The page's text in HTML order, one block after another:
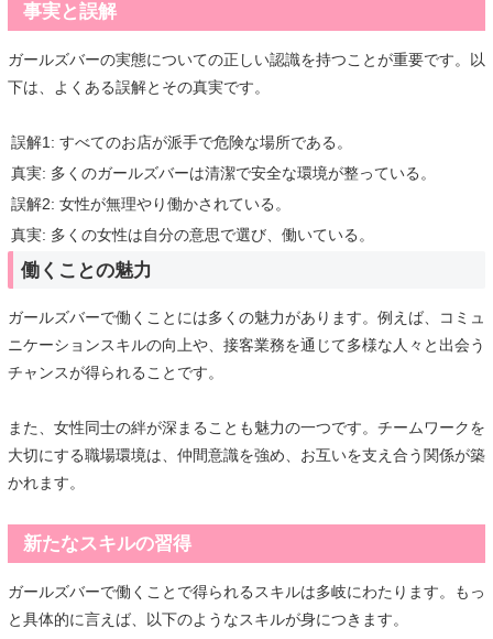
事実と誤解
ガールズバーの実態についての正しい認識を持つことが重要です。以
下は、よくある誤解とその真実です。
誤解1: すべてのお店が派手で危険な場所である。
真実: 多くのガールズバーは清潔で安全な環境が整っている。
誤解2: 女性が無理やり働かされている。
真実: 多くの女性は自分の意思で選び、働いている。
働くことの魅力
ガールズバーで働くことには多くの魅力があります。例えば、コミュ
ニケーションスキルの向上や、接客業務を通じて多様な人々と出会う
チャンスが得られることです。
また、女性同士の絆が深まることも魅力の一つです。チームワークを
大切にする職場環境は、仲間意識を強め、お互いを支え合う関係が築
かれます。
新たなスキルの習得
ガールズバーで働くことで得られるスキルは多岐にわたります。もっ
と具体的に言えば、以下のようなスキルが身につきます。